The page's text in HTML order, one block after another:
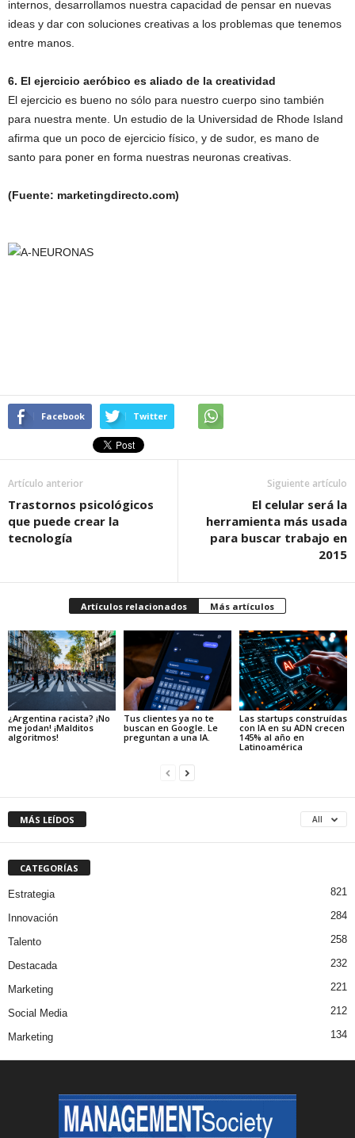
internos, desarrollamos nuestra capacidad de pensar en nuevas
ideas y dar con soluciones creativas a los problemas que tenemos
entre manos.
6. El ejercicio aeróbico es aliado de la creatividad
El ejercicio es bueno no sólo para nuestro cuerpo sino también
para nuestra mente. Un estudio de la Universidad de Rhode Island
afirma que un poco de ejercicio físico, y de sudor, es mano de
santo para poner en forma nuestras neuronas creativas.
(Fuente: marketingdirecto.com)
Facebook Twitter
Artículo anterior
Trastornos psicológicos
que puede crear la
tecnología
Siguiente artículo
El celular será la
herramienta más usada
para buscar trabajo en
2015
Artículos relacionados Más artículos
¿Argentina racista? ¡No
me jodan! ¡Malditos
algoritmos!
Tus clientes ya no te
buscan en Google. Le
preguntan a una IA.
Las startups construídas
con IA en su ADN crecen
145% al año en
Latinoamérica
MÁS LEÍDOS All
CATEGORÍAS
Estrategia 821
Innovación 284
Talento 258
Destacada 232
Marketing 221
Social Media 212
Marketing 134